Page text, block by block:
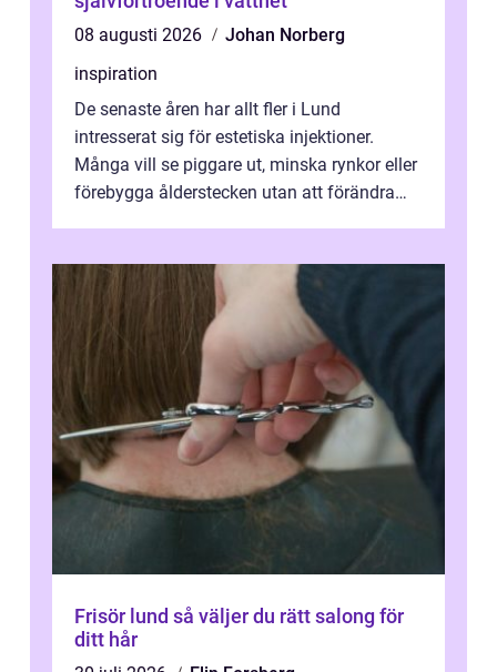
08 augusti 2026
Johan Norberg
inspiration
De senaste åren har allt fler i Lund
intresserat sig för estetiska injektioner.
Många vill se piggare ut, minska rynkor eller
förebygga ålderstecken utan att förändra
Frisör lund så väljer du rätt salong för
ditt hår